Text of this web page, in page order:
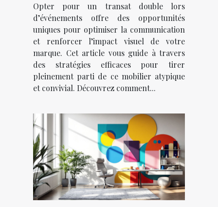
d’événements ?
Opter pour un transat double lors
d’événements offre des opportunités
uniques pour optimiser la communication
et renforcer l’impact visuel de votre
marque. Cet article vous guide à travers
des stratégies efficaces pour tirer
pleinement parti de ce mobilier atypique
et convivial. Découvrez comment...